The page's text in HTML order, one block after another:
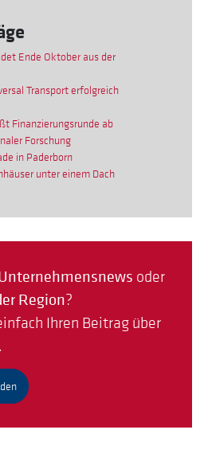
Ende Oktober aus der
Transport erfolgreich
Finanzierungsrunde ab
Forschung
in Paderborn
unter einem Dach
oder
Region?
Ihren Beitrag über
.